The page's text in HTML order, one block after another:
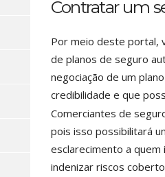
Contratar um
Por meio deste portal,
de planos de seguro
negociação de um
credibilidade e que
Comerciantes de
pois isso possibilitará
esclarecimento a
indenizar riscos